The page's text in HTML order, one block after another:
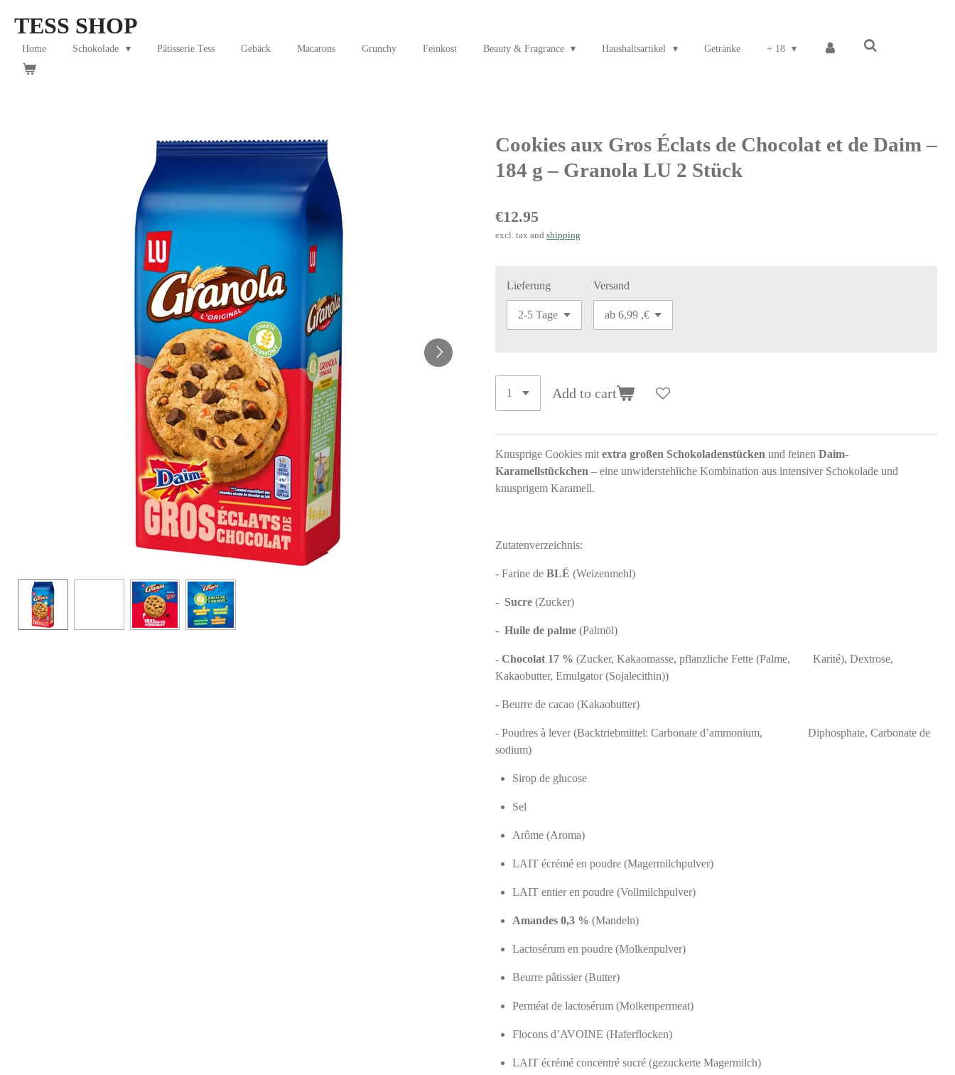
main
content
TESS SHOP
Home Schokolade Pâtisserie Tess Gebäck Macarons Grunchy Feinkost Beauty & Fragrance Haushaltsartikel Getränke + 18
Cookies aux Gros Éclats de Chocolat et de Daim –
184 g – Granola LU 2 Stück
€12.95
excl. tax and shipping
Lieferung Versand
Add to cart
Knusprige Cookies mit extra großen Schokoladenstücken und feinen Daim-
Karamellstückchen – eine unwiderstehliche Kombination aus intensiver Schokolade und
knusprigem Karamell.
Zutatenverzeichnis:
- Farine de BLÉ (Weizenmehl)
- Sucre (Zucker)
- Huile de palme (Palmöl)
- Chocolat 17 % (Zucker, Kakaomasse, pflanzliche Fette (Palme, Karité), Dextrose,
Kakaobutter, Emulgator (Sojalecithin))
- Beurre de cacao (Kakaobutter)
- Poudres à lever (Backtriebmittel: Carbonate d’ammonium, Diphosphate, Carbonate de
sodium)
Sirop de glucose
Sel
Arôme (Aroma)
LAIT écrémé en poudre (Magermilchpulver)
LAIT entier en poudre (Vollmilchpulver)
Amandes 0,3 % (Mandeln)
Lactosérum en poudre (Molkenpulver)
Beurre pâtissier (Butter)
Perméat de lactosérum (Molkenpermeat)
Flocons d’AVOINE (Haferflocken)
LAIT écrémé concentré sucré (gezuckerte Magermilch)